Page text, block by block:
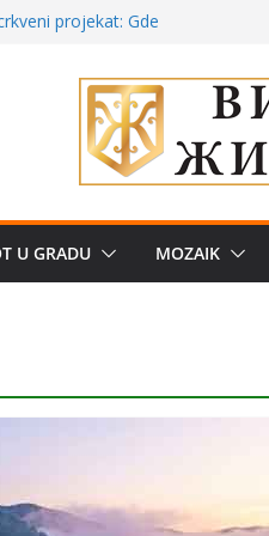
može li
projekat: Gde
i sekularne
traženije Španija,
mira dočekao
U GRADU MOZAIK